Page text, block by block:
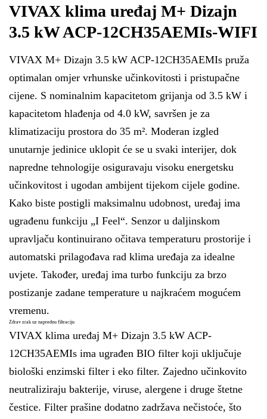
VIVAX klima uređaj M+ Dizajn
3.5 kW ACP-12CH35AEMIs-WIFI
VIVAX M+ Dizajn 3.5 kW ACP-12CH35AEMIs pruža
optimalan omjer vrhunske učinkovitosti i pristupačne
cijene. S nominalnim kapacitetom grijanja od 3.5 kW i
kapacitetom hlađenja od 4.0 kW, savršen je za
klimatizaciju prostora do 35 m². Moderan izgled
unutarnje jedinice uklopit će se u svaki interijer, dok
napredne tehnologije osiguravaju visoku energetsku
učinkovitost i ugodan ambijent tijekom cijele godine.
Kako biste postigli maksimalnu udobnost, uređaj ima
ugrađenu funkciju „I Feel“. Senzor u daljinskom
upravljaču kontinuirano očitava temperaturu prostorije i
automatski prilagođava rad klima uređaja za idealne
uvjete. Također, uređaj ima turbo funkciju za brzo
postizanje zadane temperature u najkraćem mogućem
vremenu.
Zdrav zrak uz naprednu filtraciju
VIVAX klima uređaj M+ Dizajn 3.5 kW ACP-
12CH35AEMIs ima ugrađen BIO filter koji uključuje
biološki enzimski filter i eko filter. Zajedno učinkovito
neutraliziraju bakterije, viruse, alergene i druge štetne
čestice. Filter prašine dodatno zadržava nečistoće, što